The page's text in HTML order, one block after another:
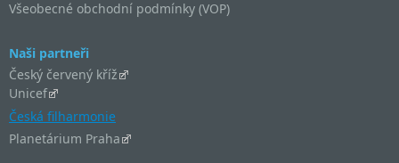
Všeobecné obchodní podmínky (VOP)
Naši partneři
Český červený kříž
Unicef
Česká filharmonie
Planetárium Praha